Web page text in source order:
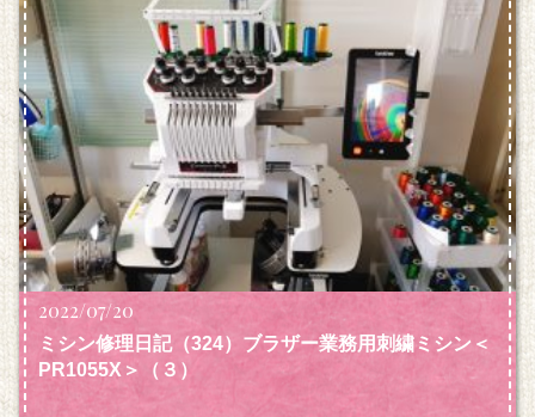
2022/07/20
ミシン修理日記（324）ブラザー業務用刺繍ミシン＜
PR1055X＞（３）